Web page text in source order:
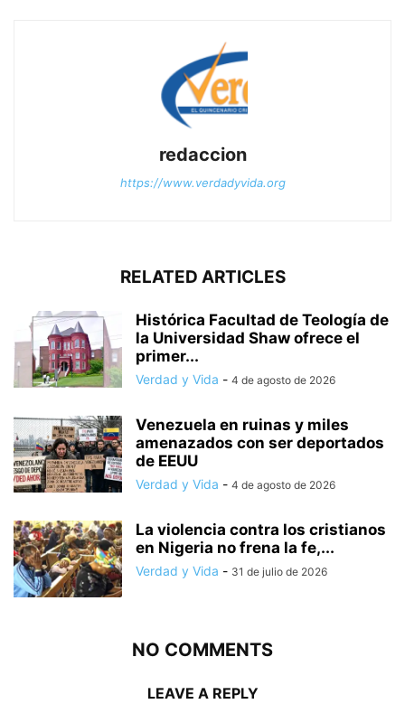
redaccion
https://www.verdadyvida.org
RELATED ARTICLES
Histórica Facultad de Teología de
la Universidad Shaw ofrece el
primer...
Verdad y Vida - 4 de agosto de 2026
Venezuela en ruinas y miles
amenazados con ser deportados
de EEUU
Verdad y Vida - 4 de agosto de 2026
La violencia contra los cristianos
en Nigeria no frena la fe,...
Verdad y Vida - 31 de julio de 2026
NO COMMENTS
LEAVE A REPLY